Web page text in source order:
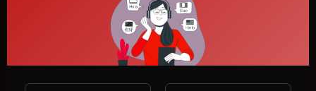
00:07:24
Anony
7 Visualizações
MILF
⁣Como ficar de 4 Mostrar aqui para